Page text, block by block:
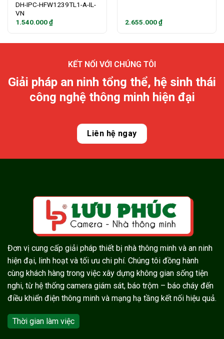
DH-IPC-HFW1239TL1-A-IL-
VN
1.540.000₫ 2.655.000₫
KẾT NỐI VỚI CHÚNG TÔI
Giải pháp an ninh tổng thể, hệ sinh thái
công nghệ thông minh hiện đại
Liên hệ ngay
Đơn vị cung cấp giải pháp thiết bị nhà thông minh và an ninh
hiện đại, linh hoạt và tối ưu chi phí. Chúng tôi đồng hành
cùng khách hàng trong việc xây dựng không gian sống tiện
nghi, từ hệ thống camera giám sát, báo trộm – báo cháy đến
điều khiển điện thông minh và mạng hạ tầng kết nối hiệu quả.
Thời gian làm việc